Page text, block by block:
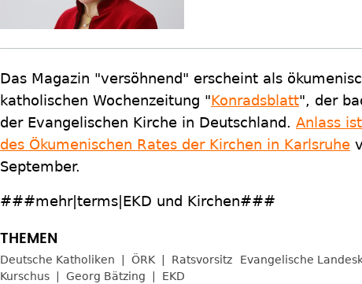
Das Magazin "versöhnend" erscheint als
katholischen Wochenzeitung "Konradsblatt", der
der Evangelischen Kirche in Deutschland. Anlass
des Ökumenischen Rates der Kirchen in Karlsruhe
September.
###mehr|terms|EKD und Kirchen###
Deutsche Katholiken ÖRK Ratsvorsitz
Evangelische
Kurschus
Georg Bätzing EKD